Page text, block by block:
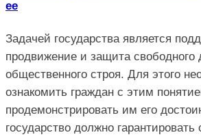
ее
Задачей государства является
продвижение и защита свободного
общественного строя. Для этого
ознакомить граждан с этим
продемонстрировать им его
государство должно